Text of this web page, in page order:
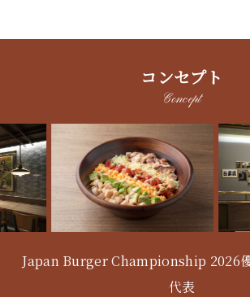
コンセプト
Concept
Japan Burger Championship 2026
代表